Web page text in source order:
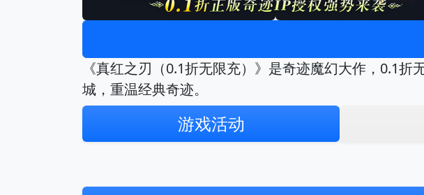
《真红之刃（0.1折无限充）》是奇迹魔幻大作，0.1
城，重温经典奇迹。
游戏活动